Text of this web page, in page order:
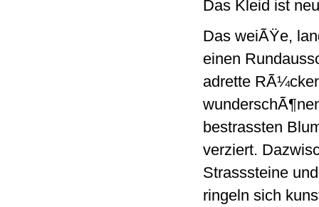
Das Kleid ist
Das weiÃŸe,
einen
adrette
bestrassten
verziert.
Strasssteine
ringeln sich